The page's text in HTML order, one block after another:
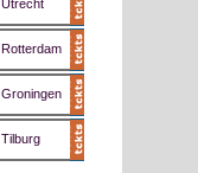
Utrecht
Rotterdam
Groningen
Tilburg